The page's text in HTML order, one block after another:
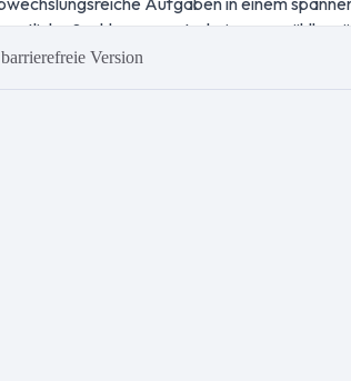
barrierefreie Version